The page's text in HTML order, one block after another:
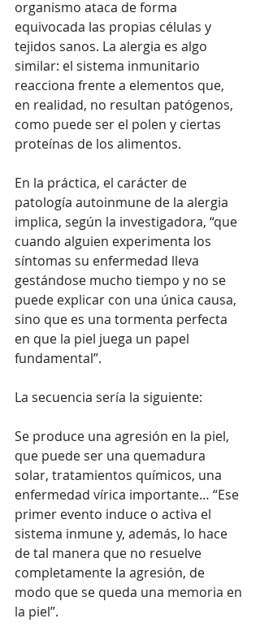
organismo ataca de forma
equivocada las propias células y
tejidos sanos. La alergia es algo
similar: el sistema inmunitario
reacciona frente a elementos que,
en realidad, no resultan patógenos,
como puede ser el polen y ciertas
proteínas de los alimentos.
En la práctica, el carácter de
patología autoinmune de la alergia
implica, según la investigadora, “que
cuando alguien experimenta los
síntomas su enfermedad lleva
gestándose mucho tiempo y no se
puede explicar con una única causa,
sino que es una tormenta perfecta
en que la piel juega un papel
fundamental”.
La secuencia sería la siguiente:
Se produce una agresión en la piel,
que puede ser una quemadura
solar, tratamientos químicos, una
enfermedad vírica importante… “Ese
primer evento induce o activa el
sistema inmune y, además, lo hace
de tal manera que no resuelve
completamente la agresión, de
modo que se queda una memoria en
la piel”.